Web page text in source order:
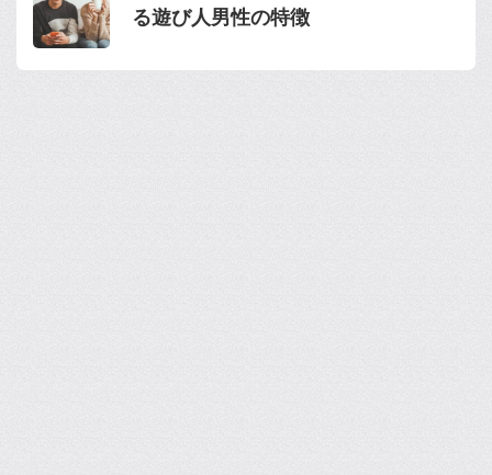
る遊び人男性の特徴